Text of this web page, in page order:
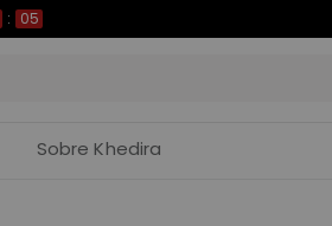
04
Sobre Khedira